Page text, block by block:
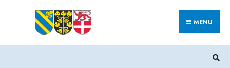
MENU
Search
for: